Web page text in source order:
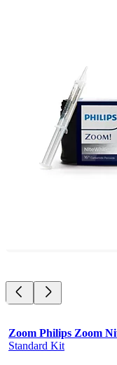
Zoom Philips Zoom
Standard Kit